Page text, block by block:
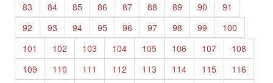
83
84 85 86 87 88 89 90
91
92
93 94 95 96 97 98 99
100
101
102 103 104 105 106 107
108
109
110 111 112 113 114 115
116